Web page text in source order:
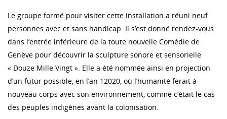
Le groupe formé pour visiter cette installation a réuni neuf
personnes avec et sans handicap. Il s’est donné rendez-vous
dans l’entrée inférieure de la toute nouvelle Comédie de
Genève pour découvrir la sculpture sonore et sensorielle
« Douze Mille Vingt ». Elle a été nommée ainsi en projection
d’un futur possible, en l’an 12020, où l’humanité ferait à
nouveau corps avec son environnement, comme c’était le cas
des peuples indigènes avant la colonisation.